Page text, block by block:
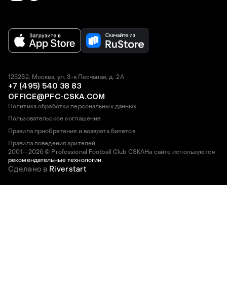
2001—2026 © Professional Football Club CSKAНа сайте используются
рекомендательные технологии
125252, Москва, ул. 3-я Песчаная, д. 2А
+7 (495) 540 38 83
OFFICE@PFC-CSKA.COM
Политика обработки персональных данных
Пользовательское соглашение
Правила приобретения и возврата билетов
Правила поведения зрителей
Сделано в Riverstart